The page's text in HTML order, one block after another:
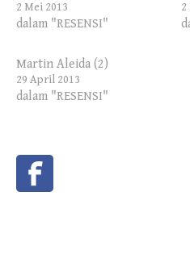
2 Mei 2013
dalam "RESENSI"
2
Martin Aleida (2)
29 April 2013
dalam "RESENSI"